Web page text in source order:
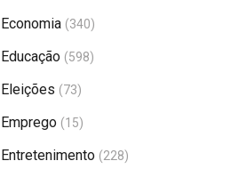
Economia (340)
Educação (598)
Eleições (73)
Emprego (15)
Entretenimento (228)